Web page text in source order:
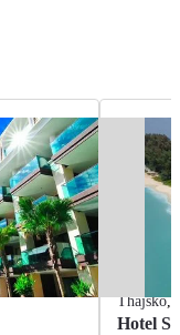
Thajsko,
Hotel